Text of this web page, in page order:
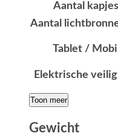
Aantal
Aantal
Tablet /
Elektrische
Toon meer
Gewicht